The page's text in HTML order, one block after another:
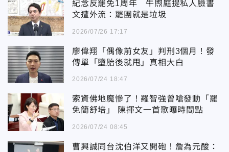
紀念反罷免1周年 牛煦庭提私人臉書
文遭外流：罷團就是垃圾
2026/07/26 17:17
廖偉翔「偶像前女友」判刑3個月！發
傳單「墮胎後就甩」真相大白
2026/07/24 18:47
索資佛地魔慘了！羅智強曾嗆發動「罷
免簡舒培」 陳揮文一首歌曝時間點
2026/07/24 08:45
曹興誠同台沈伯洋又開砲！詹為元酸：